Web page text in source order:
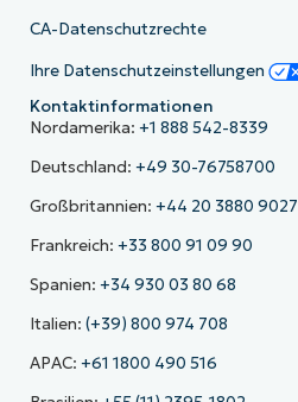
CA-Datenschutzrechte
Ihre Datenschutzeinstellungen
Kontaktinformationen
Nordamerika: +1 888 542-8339
Deutschland: +49 30-76758700
Großbritannien: +44 20 3880 9027
Frankreich: +33 800 91 09 90
Spanien: +34 930 03 80 68
Italien: (+39) 800 974 708
APAC: +61 1800 490 516